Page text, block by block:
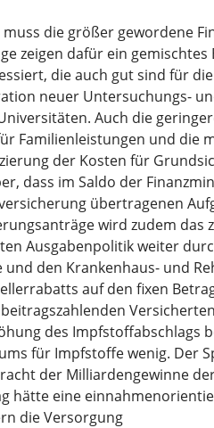
die größer gewordene
zeigen dafür ein
die auch gut sind für
neuer Untersuchungs-
Auch die
Familienleistungen und die
der Kosten für
dass im Saldo der
übertragenen
wird zudem das
Ausgabenpolitik weiter
den Krankenhaus- und
auf den fixen
des Impfstoffabschlags
für Impfstoffe wenig. Der
der Milliardengewinne
hätte eine
die Versorgung